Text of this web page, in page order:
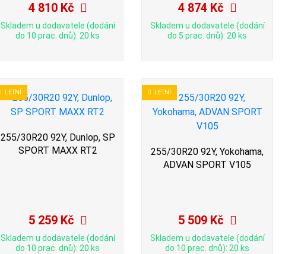
4 810 Kč
Skladem u dodavatele (dodání
do 10 prac. dnů): 20 ks
4 874 Kč
Skladem u dodavatele (dodání
do 5 prac. dnů): 20 ks
LETNÍ
255/30R20 92Y, Dunlop, SP
SPORT MAXX RT2
5 259 Kč
Skladem u dodavatele (dodání
do 10 prac. dnů): 20 ks
LETNÍ
255/30R20 92Y, Yokohama,
ADVAN SPORT V105
5 509 Kč
Skladem u dodavatele (dodání
do 10 prac. dnů): 20 ks